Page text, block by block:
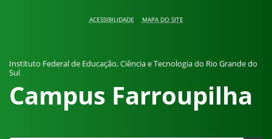
ACESSIBILIDADE MAPA DO SITE
Instituto Federal de Educação, Ciência e Tecnologia do Rio Grande do
Sul
Campus Farroupilha